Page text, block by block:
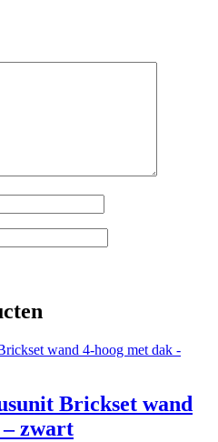
Brickset wand
– zwart